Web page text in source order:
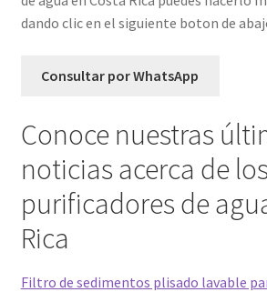
dando clic en el siguiente boton de
Consultar por WhatsApp
Conoce nuestras
noticias acerca de los
purificadores de
Rica
Filtro de sedimentos plisado lavable